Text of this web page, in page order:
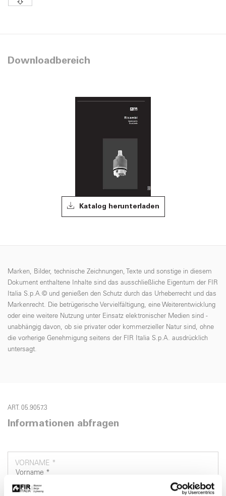
Downloadbereich
Katalog herunterladen
Marken, Bilder, technische Zeichnungen, Texte und sonstige in diesem
Dokument enthaltene Inhalte sind das ausschließliche Eigentum der FIR
Italia S.p.A.© und genießen den Schutz durch das Urheberrecht und das
Markenrecht. Die betrügerische Vervielfältigung, eine Weiterentwicklung
oder eine weitere Nutzung unter Einsatz elektronischer Medien sind -
unabhängig davon, ob sie privater oder kommerzieller Natur sind, ohne
die vorherige Genehmigung seitens der FIR Italia S.p.A. ausdrücklich
untersagt.
ART. 05.9057.3
Informationen abfragen
VORNAME *